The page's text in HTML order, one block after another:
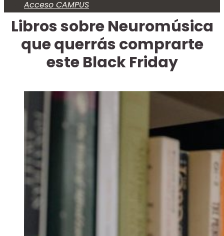
Acceso CAMPUS
Libros sobre Neuromúsica
que querrás comprarte
este Black Friday